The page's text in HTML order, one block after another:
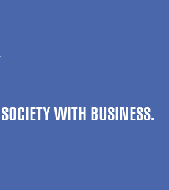
WITH BUSINESS.